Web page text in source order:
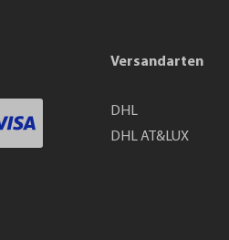
Versandarten
DHL
DHL AT&LUX